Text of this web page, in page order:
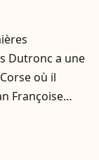
Dutronc a une
où il
Françoise